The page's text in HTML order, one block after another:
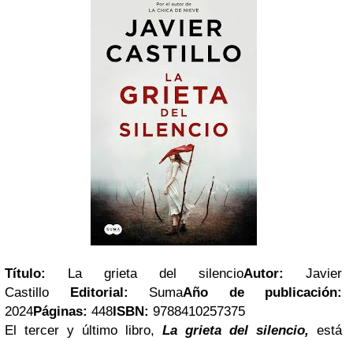
Título: La grieta del silencioAutor:
Javier
Castillo Editorial: SumaAño de publicación:
2024Páginas: 448ISBN: 9788410257375
El tercer y último libro, La grieta del silencio, está